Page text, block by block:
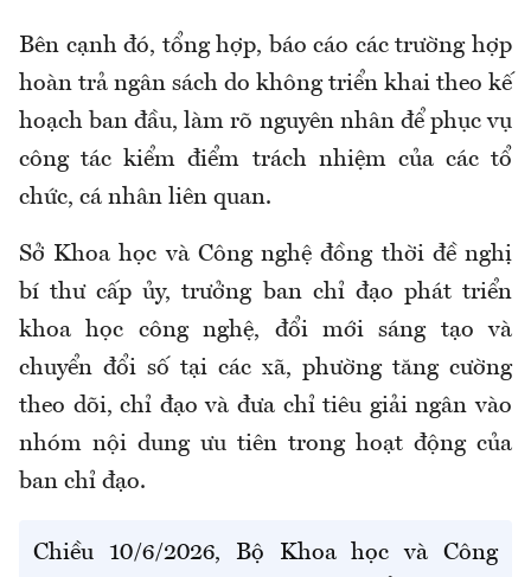
Bên cạnh đó, tổng hợp, báo cáo các trường hợp
hoàn trả ngân sách do không triển khai theo kế
hoạch ban đầu, làm rõ nguyên nhân để phục vụ
công tác kiểm điểm trách nhiệm của các tổ
chức, cá nhân liên quan.
Sở Khoa học và Công nghệ đồng thời đề nghị
bí thư cấp ủy, trưởng ban chỉ đạo phát triển
khoa học công nghệ, đổi mới sáng tạo và
chuyển đổi số tại các xã, phường tăng cường
theo dõi, chỉ đạo và đưa chỉ tiêu giải ngân vào
nhóm nội dung ưu tiên trong hoạt động của
ban chỉ đạo.
Chiều 10/6/2026, Bộ Khoa học và Công